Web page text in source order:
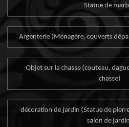
Statue de
Argenterie (Ménagère, couverts
Objet sur la chasse (couteau,
chasse)
décoration de jardin (Statue de
salon de